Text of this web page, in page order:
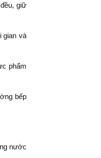
giữ
gian và
phẩm
bếp
nước